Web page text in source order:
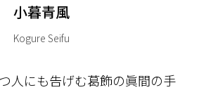
小暮青風
Kogure Seifu
人にも告げむ葛飾の眞間の手